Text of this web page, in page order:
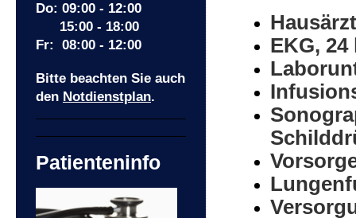
EKG,
Do: 09:00 - 12:00
15:00 - 18:00
Fr: 08:00 - 12:00
Bitte beachten Sie auch
den Notdienstplan.
Patienteninfo